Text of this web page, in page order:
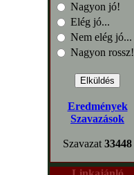
Nagyon jó!
Elég jó...
Nem elég jó...
Nagyon rossz!
Eredmények
Szavazások
Szavazat 33448